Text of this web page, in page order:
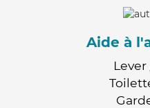
Aide à